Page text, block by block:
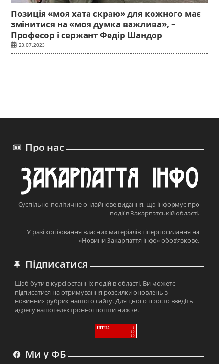
Позиція «моя хата скраю» для кожного має
змінитися на «моя думка важлива», –
Професор і сержант Федір Шандор
20.07.2023
Про нас
Суспільно-політичне онлайнове видання, що інформує про
події в Закарпатській області.
У разі копіювання власних матеріалів гіперпосилання на
«Новини Закарпаття інфо» обов’язкове.
Підписатися
Щоб бути в курсі останніх подій в області, Ви можете
підписатися на отримування розсилки оновлень з
новинних рубрик нашого сайту. Для цього просто введіть
адресу вашої електронної пошти нижче.
HIT.UA
1
10
10
Ми у ФБ